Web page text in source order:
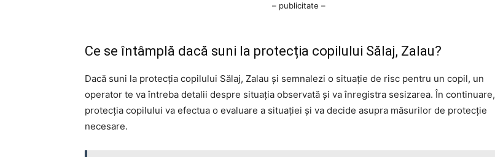
– publicitate –
Ce se întâmplă dacă suni la protecția copilului Sălaj, Zalau?
Dacă suni la protecția copilului Sălaj, Zalau și semnalezi o situație de risc pentru un copil, un
operator te va întreba detalii despre situația observată și va înregistra sesizarea. În continuare,
protecția copilului va efectua o evaluare a situației și va decide asupra măsurilor de protecție
necesare.